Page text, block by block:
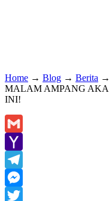
Home → Blog → Berita →
MALAM AMPANG
INI!
Gmail
Yahoo
Mail
Telegram
Messenger